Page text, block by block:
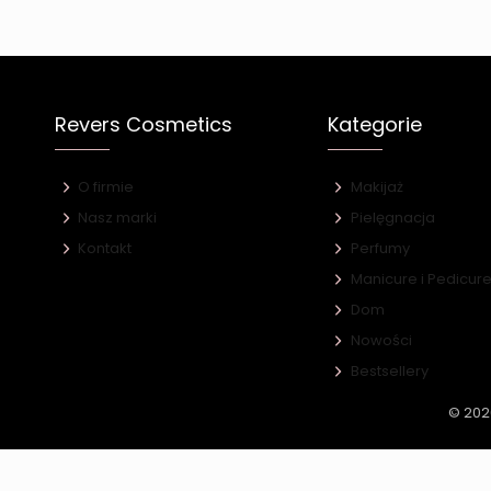
Revers Cosmetics
O firmie
Nasz marki
Kontakt
Kategorie
Makijaż
Pielęgnacja
Perfumy
Manicure i Pedicure
Dom
Nowości
Bestsellery
©